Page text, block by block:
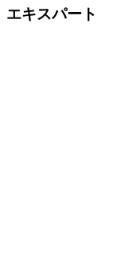
エキスパート